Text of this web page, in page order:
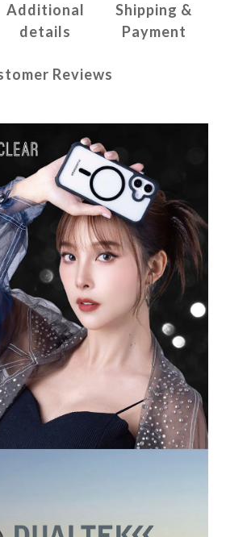
Additional
details
Shipping &
Payment
Reviews